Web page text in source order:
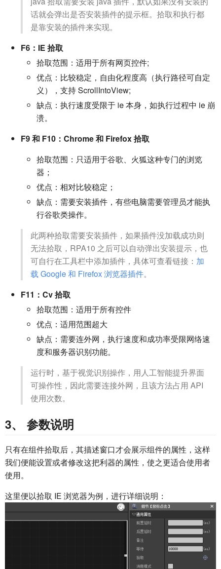
话就会弹出是否安装插件的提示框。拾取和执行都
是靠安装的插件来实现。
F6：IE 拾取
拾取范围：适用于所有网页控件;
优点：比较稳定，自由化程度高（执行路径可自定
义），支持 ScrollIntoView;
缺点：执行速度受限于 ie 本身，如执行过程中 ie 崩
溃。
F9 和 F10：Chrome 和 Firefox 拾取
拾取范围：只适用于谷歌、火狐这种专门的浏览
器；
优点：相对比较稳定；
缺点：需要安装插件，有些电脑需要管理员才能执
行谷歌类操作。
此两种拾取需要安装插件，如果插件没加载成功则
无法拾取，RPA10 之后可以自动弹出安装提示，也
可自行在工具栏中添加插件，具体可查看链接： 加
载 Google 和 Firefox 浏览器插件。
F11：Cv 拾取
拾取范围：适用于所有控件
优点：适用范围超大
缺点：需要连外网，执行速度和成功率受限网络速
度和服务器识别功能。
运行时，基于视觉识别操作，用人工智能提升界面
可操作性，因此需要连接外网，且该方法占用 API
使用次数。
3、 参数说明
只有在组件拾取后，其描述窗口才会展示组件的属性，这样
我们便能设置或者修改这把利器的属性，使之更适合使用者
使用。
这里便以拾取 IE 浏览器为例，进行详细说明：